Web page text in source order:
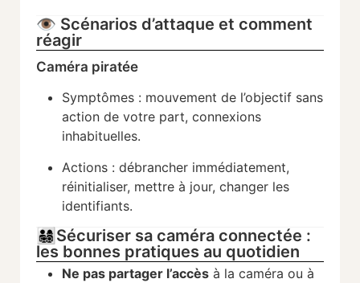
👁️ Scénarios d’attaque et comment
réagir
Caméra piratée
Symptômes : mouvement de l’objectif sans
action de votre part, connexions
inhabituelles.
Actions : débrancher immédiatement,
réinitialiser, mettre à jour, changer les
identifiants.
👨‍👩‍👧‍👦Sécuriser sa caméra connectée :
les bonnes pratiques au quotidien
Ne pas partager l’accès à la caméra ou à